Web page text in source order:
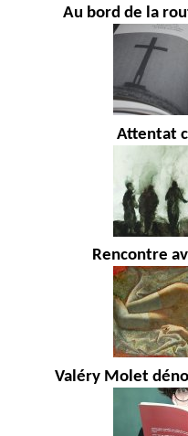
Au bord de la
Attentat
Rencontre
Valéry Molet